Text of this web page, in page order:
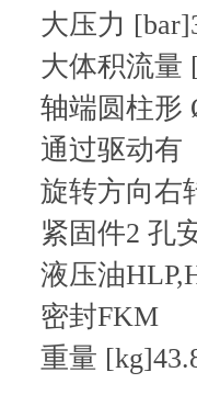
大压力
大体积流量
轴端圆柱形
通过驱动有
旋转方向右
紧固件2 孔
液压油
密封FKM
重量